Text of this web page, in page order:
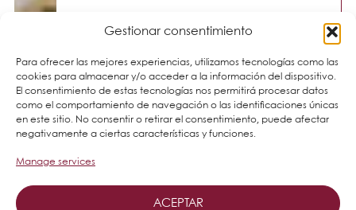
Gestionar consentimiento
Para ofrecer las mejores experiencias, utilizamos tecnologías como las
cookies para almacenar y/o acceder a la información del dispositivo.
El consentimiento de estas tecnologías nos permitirá procesar datos
como el comportamiento de navegación o las identificaciones únicas
en este sitio. No consentir o retirar el consentimiento, puede afectar
negativamente a ciertas características y funciones.
Manage services
ACEPTAR